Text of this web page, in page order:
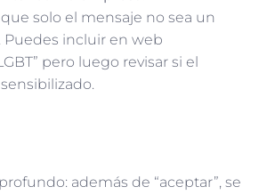
solo el mensaje no sea un
Puedes incluir en web
pero luego revisar si el
además de “aceptar”, se